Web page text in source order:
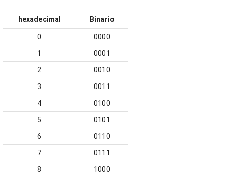
hexadecimal Binario
0 0000
1 0001
2 0010
3 0011
4 0100
5 0101
6 0110
7 0111
8 1000